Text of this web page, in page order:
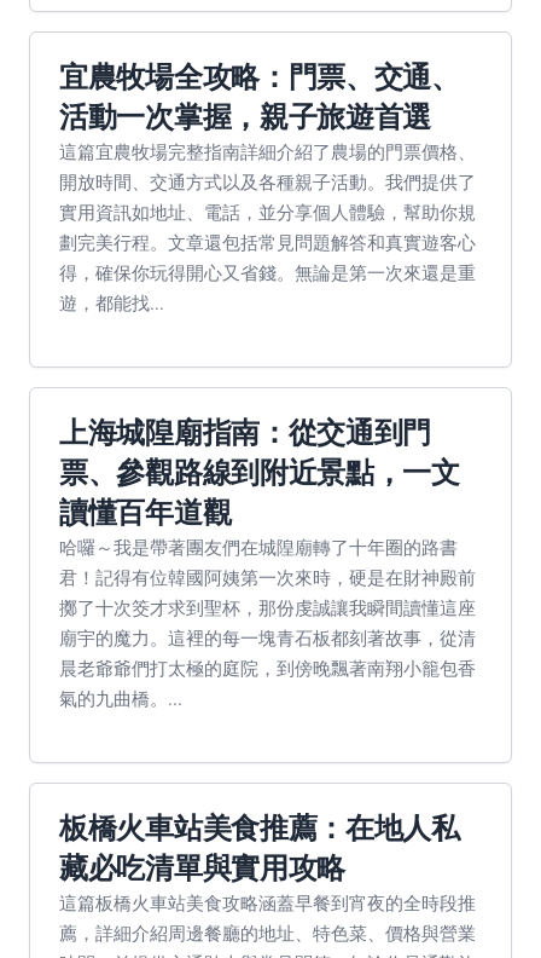
宜農牧場全攻略：門票、交通、
活動一次掌握，親子旅遊首選
這篇宜農牧場完整指南詳細介紹了農場的門票價格、
開放時間、交通方式以及各種親子活動。我們提供了
實用資訊如地址、電話，並分享個人體驗，幫助你規
劃完美行程。文章還包括常見問題解答和真實遊客心
得，確保你玩得開心又省錢。無論是第一次來還是重
遊，都能找...
上海城隍廟指南：從交通到門
票、參觀路線到附近景點，一文
讀懂百年道觀
哈囉～我是帶著團友們在城隍廟轉了十年圈的路書
君！記得有位韓國阿姨第一次來時，硬是在財神殿前
擲了十次筊才求到聖杯，那份虔誠讓我瞬間讀懂這座
廟宇的魔力。這裡的每一塊青石板都刻著故事，從清
晨老爺爺們打太極的庭院，到傍晚飄著南翔小籠包香
氣的九曲橋。...
板橋火車站美食推薦：在地人私
藏必吃清單與實用攻略
這篇板橋火車站美食攻略涵蓋早餐到宵夜的全時段推
薦，詳細介紹周邊餐廳的地址、特色菜、價格與營業